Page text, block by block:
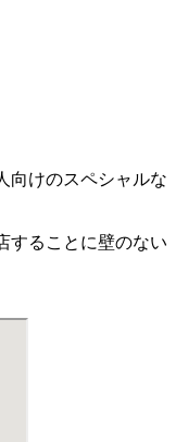
向けのスペシャルな
することに壁のない